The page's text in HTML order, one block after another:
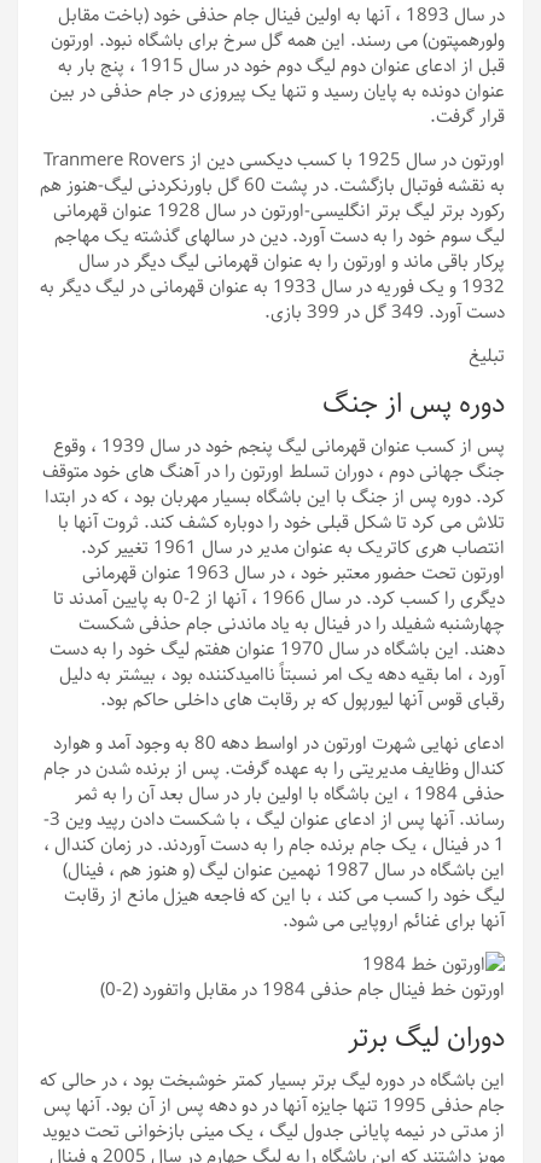
در سال 1893 ، آنها به اولین فینال جام حذفی خود (باخت مقابل
ولورهمپتون) می رسند. این همه گل سرخ برای باشگاه نبود. اورتون
قبل از ادعای عنوان دوم لیگ دوم خود در سال 1915 ، پنج بار به
عنوان دونده به پایان رسید و تنها یک پیروزی در جام حذفی در بین
قرار گرفت.
اورتون در سال 1925 با کسب دیکسی دین از Tranmere Rovers
به ​​نقشه فوتبال بازگشت. در پشت 60 گل باورنکردنی لیگ-هنوز هم
رکورد برتر لیگ برتر انگلیسی-اورتون در سال 1928 عنوان قهرمانی
لیگ سوم خود را به دست آورد. دین در سالهای گذشته یک مهاجم
پرکار باقی ماند و اورتون را به عنوان قهرمانی لیگ دیگر در سال
1932 و یک فوریه در سال 1933 به عنوان قهرمانی در لیگ دیگر به
دست آورد. 349 گل در 399 بازی.
تبلیغ
دوره پس از جنگ
پس از کسب عنوان قهرمانی لیگ پنجم خود در سال 1939 ، وقوع
جنگ جهانی دوم ، دوران تسلط اورتون را در آهنگ های خود متوقف
کرد. دوره پس از جنگ با این باشگاه بسیار مهربان بود ، که در ابتدا
تلاش می کرد تا شکل قبلی خود را دوباره کشف کند. ثروت آنها با
انتصاب هری کاتریک به عنوان مدیر در سال 1961 تغییر کرد.
اورتون تحت حضور معتبر خود ، در سال 1963 عنوان قهرمانی
دیگری را کسب کرد. در سال 1966 ، آنها از 2-0 به پایین آمدند تا
چهارشنبه شفیلد را در فینال به یاد ماندنی جام حذفی شکست
دهند. این باشگاه در سال 1970 عنوان هفتم لیگ خود را به دست
آورد ، اما بقیه دهه یک امر نسبتاً ناامیدکننده بود ، بیشتر به دلیل
رقبای قوس آنها لیورپول که بر رقابت های داخلی حاکم بود.
ادعای نهایی شهرت اورتون در اواسط دهه 80 به وجود آمد و هوارد
کندال وظایف مدیریتی را به عهده گرفت. پس از برنده شدن در جام
حذفی 1984 ، این باشگاه با اولین بار در سال بعد آن را به ثمر
رساند. آنها پس از ادعای عنوان لیگ ، با شکست دادن رپید وین 3-
1 در فینال ، یک جام برنده جام را به دست آوردند. در زمان کندال ،
این باشگاه در سال 1987 نهمین عنوان لیگ (و هنوز هم ، فینال)
لیگ خود را کسب می کند ، با این که فاجعه هیزل مانع از رقابت
آنها برای غنائم اروپایی می شود.
اورتون خط فینال جام حذفی 1984 در مقابل واتفورد (2-0)
دوران لیگ برتر
این باشگاه در دوره لیگ برتر بسیار کمتر خوشبخت بود ، در حالی که
جام حذفی 1995 تنها جایزه آنها در دو دهه پس از آن بود. آنها پس
از مدتی در نیمه پایانی جدول لیگ ، یک مینی بازخوانی تحت دیوید
مویز داشتند که این باشگاه را به لیگ چهارم در سال 2005 و فینال